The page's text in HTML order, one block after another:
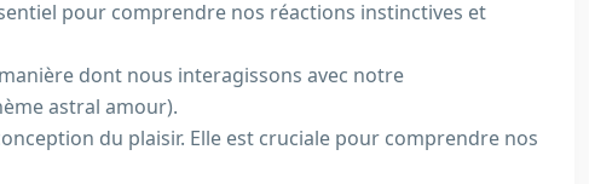
pour comprendre nos réactions instinctives et
dont nous interagissons avec notre
astral amour).
du plaisir. Elle est cruciale pour comprendre nos